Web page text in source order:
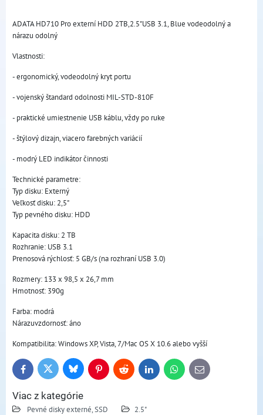
ADATA HD710 Pro externí HDD 2TB,2.5"USB 3.1, Blue vodeodolný a
nárazu odolný
Vlastnosti:
- ergonomický, vodeodolný kryt portu
- vojenský štandard odolnosti MIL-STD-810F
- praktické umiestnenie USB káblu, vždy po ruke
- štýlový dizajn, viacero farebných variácií
- modrý LED indikátor činnosti
Technické parametre:
Typ disku: Externý
Veľkosť disku: 2,5"
Typ pevného disku: HDD
Kapacita disku: 2 TB
Rozhranie: USB 3.1
Prenosová rýchlosť: 5 GB/s (na rozhraní USB 3.0)
Rozmery: 133 x 98,5 x 26,7 mm
Hmotnosť: 390g
Farba: modrá
Nárazuvzdornosť: áno
Kompatibilita: Windows XP, Vista, 7/Mac OS X 10.6 alebo vyšší
FacebookTwitter BlueskyPinterestReddit LinkedInWhatsApp
E-
mail
Viac z kategórie
Pevné disky externé, SSD 2.5"